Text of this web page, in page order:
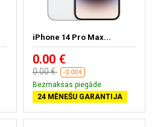
iPhone 14 Pro Max...
0.00 €
0.00 € -0.00 €
Bezmaksas piegāde
24 MĒNEŠU GARANTIJA